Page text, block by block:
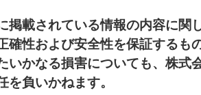
掲載されている情報の内容に関
確性および安全性を保証するも
いかなる損害についても、株式
を負いかねます。